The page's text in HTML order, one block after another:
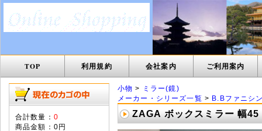
TOP 利用規約 会社案内 ご利用案内
合計数量： 0
商品金額： 0円
小物 >
ミラー(鏡)
メーカー・シリーズ一覧 > B.Bファニシ
ZAGA ボックスミラー 幅